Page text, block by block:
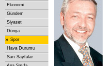
Ekonomi
Gündem
Siyaset
Dünya
» Spor
Hava Durumu
Sarı Sayfalar